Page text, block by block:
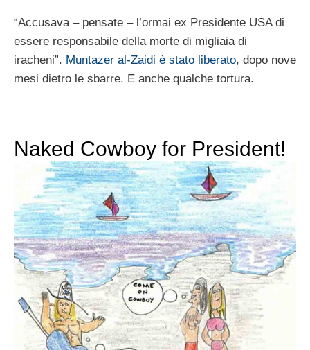
“Accusava – pensate – l’ormai ex Presidente USA di
essere responsabile della morte di migliaia di
iracheni”. Muntazer al-Zaidi è stato liberato, dopo nove
mesi dietro le sbarre. E anche qualche tortura.
Naked Cowboy for President!